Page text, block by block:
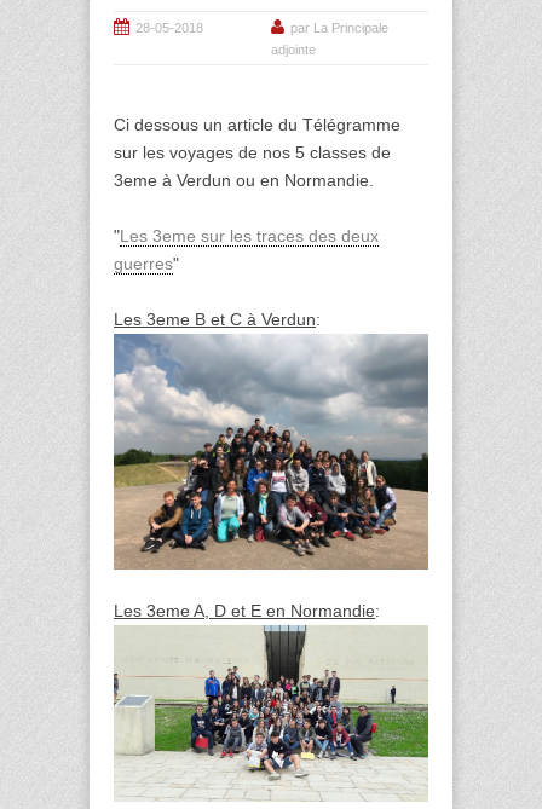
28-05-2018
par La Principale
adjointe
Ci dessous un article du Télégramme
sur les voyages de nos 5 classes de
3eme à Verdun ou en Normandie.
"Les 3eme sur les traces des deux
guerres"
Les 3eme B et C à Verdun:
Les 3eme A, D et E en Normandie: